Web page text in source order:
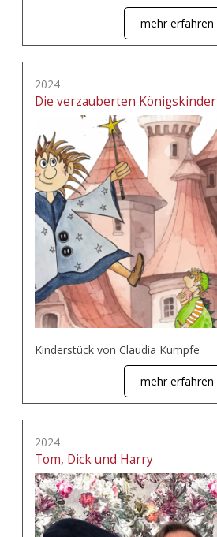
mehr erfahren
2024
Die verzauberten Königskinder
Kinderstück von Claudia Kumpfe
mehr erfahren
2024
Tom, Dick und Harry